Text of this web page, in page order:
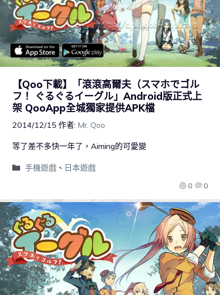
【Qoo下載】「滾滾高爾夫（スマホでゴル
フ！ ぐるぐるイーグル」Android版正式上
架 QooApp全城獨家提供APK檔
2014/12/15 作者: Mr. Qoo
0 0
等了差不多快一年了，Aiming的可愛變
手機遊戲、 日本遊戲